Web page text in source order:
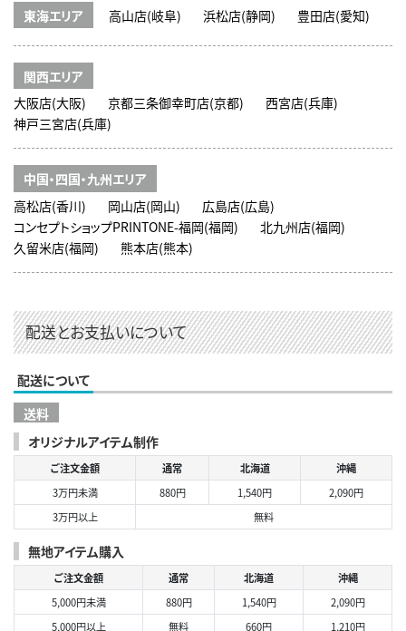
東海エリア 高山店(岐阜) 浜松店(静岡) 豊田店(愛知)
関西エリア
大阪店(大阪)
京都三条御幸町店(京都)
西宮店(兵庫)
神戸三宮店(兵庫)
中国・四国・九州エリア
高松店(香川)
岡山店(岡山)
広島店(広島)
コンセプトショップPRINTONE-福岡(福岡)
北九州店(福岡)
久留米店(福岡)
熊本店(熊本)
配送とお支払いについて
配送について
送料
オリジナルアイテム制作
ご注文金額 通常 北海道
沖縄
3万円未満
880円 1,540円
2,090円
3万円以上
無料
無地アイテム購入
ご注文金額 通常 北海道
沖縄
5,000円未満
880円 1,540円
2,090円
5,000円以上
無料 660円
1,210円